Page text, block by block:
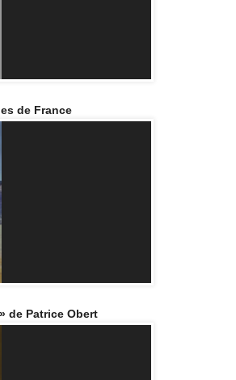
de France
de Patrice Obert